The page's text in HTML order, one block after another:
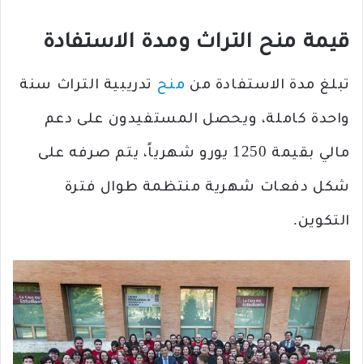
قيمة منح التراث ومدة الاستفادة
تبلغ مدة الاستفادة من منح تدريبية التراث سنة
واحدة كاملة، ويحصل المستفيدون على دعم
مالي بقيمة 1250 يورو شهرياً، يتم صرفه على
شكل دفعات شهرية منتظمة طوال فترة
التكوين.